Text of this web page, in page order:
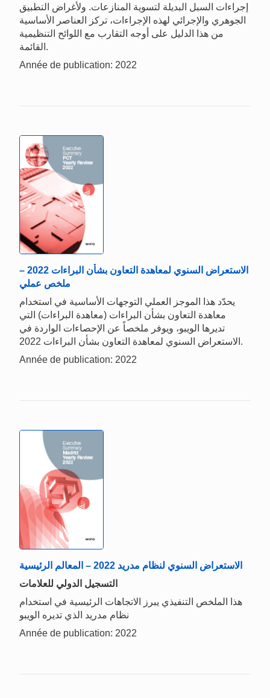
إجراءات السبل البديلة لتسوية المنازعات. ولأغراض التطبيق
الجوهري والإجرائي لهذه الإجراءات، تركز العناصر الأساسية
من هذا الدليل على أوجه التقارب مع اللوائح التنظيمية
القائمة.
Année de publication: 2022
الاستعراض السنوي لمعاهدة التعاون بشأن البراءات 2022 –
ملخص عملي
يحدّد هذا الموجز العملي التوجهات الأساسية في استخدام
معاهدة التعاون بشأن البراءات (معاهدة البراءات) التي
تديرها الويبو، ويوفر ملخصاً عن الإحصاءات الواردة في
الاستعراض السنوي لمعاهدة التعاون بشأن البراءات 2022.
Année de publication: 2022
الاستعراض السنوي لنظام مدريد 2022 – المعالم الرئيسية
التسجيل الدولي للعلامات
هذا الملخص التنفيذي يبرز الاتجاهات الرئيسية في استخدام
نظام مدريد الذي تديره الويبو
Année de publication: 2022